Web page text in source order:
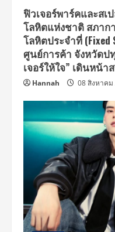
คอร์ท
ชั้น
2
สยาม
พา
รา
กอน
ฟิวเจอร์พาร์คและสเ
โลหิตแห่งชาติ สภาก
โลหิตประจำที่ (Fixed
ศูนย์การค้า จังหวัดป
เจอร์ให้ใจ” เดินหน้า
Hannah 08 สิงหาคม